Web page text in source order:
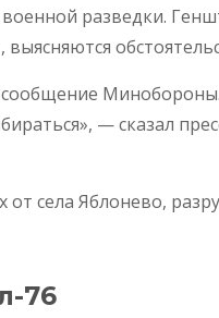
разведки.
— сказал
села Яблонево,
76